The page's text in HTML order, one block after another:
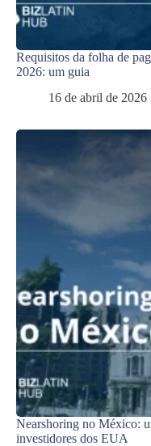
Requisitos da folha de
2026: um guia
16 de abril de 2026
Nearshoring no México:
investidores dos EUA